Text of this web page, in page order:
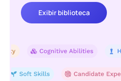
Exibir biblioteca